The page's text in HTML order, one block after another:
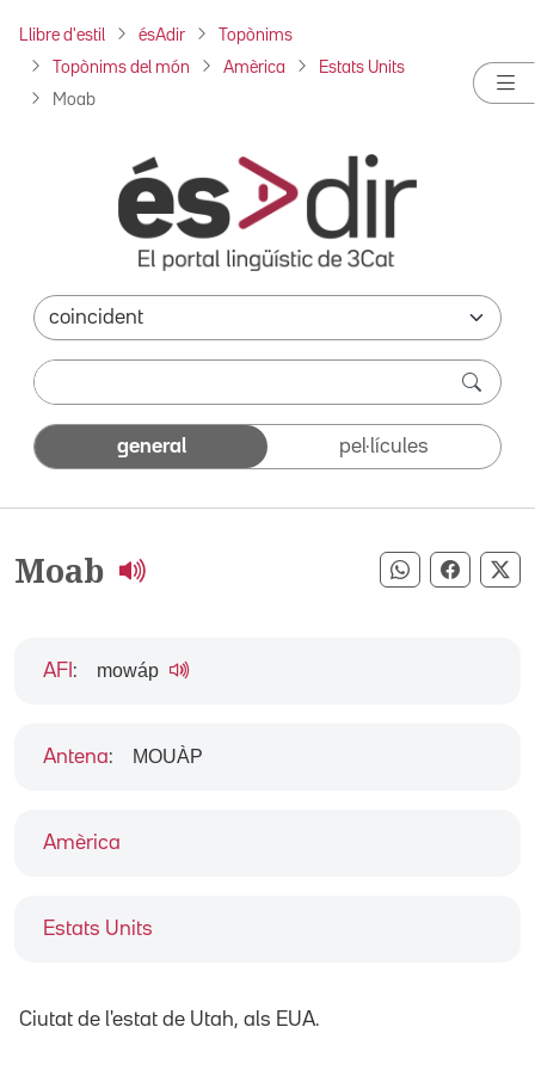
Llibre d'estil ésAdir Topònims
Topònims del món Amèrica Estats Units
Moab
general pel·lícules
Moab Compartir
Amèrica
Estats Units
AFI : mowáp
Antena: MOUÀP
Ciutat de l'estat de Utah, als EUA.